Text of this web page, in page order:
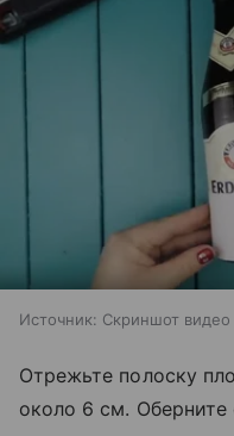
Источник: Скриншот видео
Отрежьте полоску
около 6 см.